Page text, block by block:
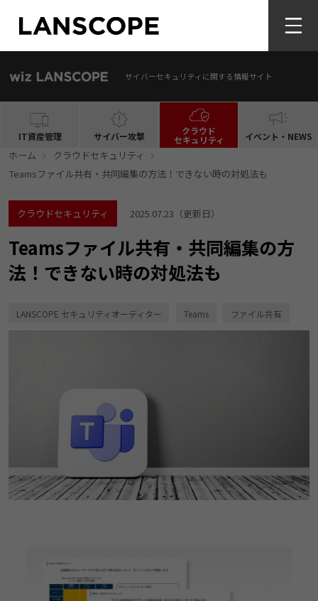
サイバーセキュリティに関する情報サイト
IT資産管理 サイバー攻撃 クラウド
セキュリティ イベント・NEWS
ホーム
クラウドセキュリティ
Teamsファイル共有・共同編集の方法！できない時の対処法も
クラウドセキュリティ 2025.07.23 （更新日）
Teamsファイル共有・共同編集の方
法！できない時の対処法も
LANSCOPE セキュリティオーディター Teams ファイル共有